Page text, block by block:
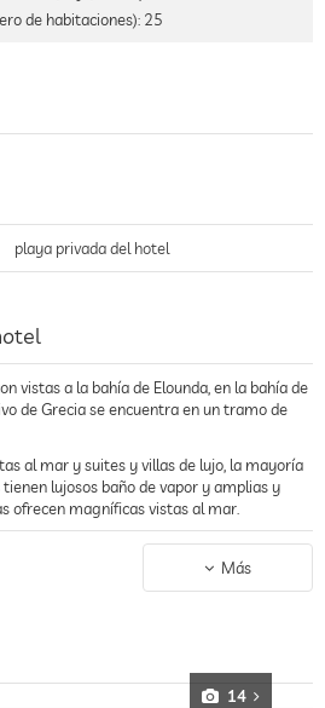
de habitaciones): 25
playa privada del hotel
vistas a la bahía de Elounda, en la bahía de
de Grecia se encuentra en un tramo de
al mar y suites y villas de lujo, la mayoría
lujosos baño de vapor y amplias y
ofrecen magníficas vistas al mar.
un auténtico hammam turco donde los
tratamientos de salud centenarios. El spa
taberna Odysseus, a la orilla del agua, que
griegos y de marisco.
a través de la bahía, es el lugar
Más
14